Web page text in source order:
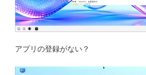
アプリの登録がない？